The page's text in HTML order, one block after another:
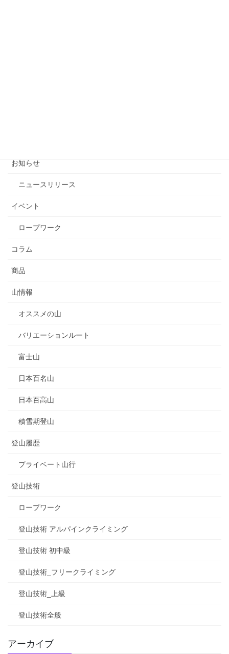
お知らせ
ニュースリリース
イベント
ロープワーク
コラム
商品
山情報
オススメの山
バリエーションルート
富士山
日本百名山
日本百高山
積雪期登山
登山履歴
プライベート山行
登山技術
ロープワーク
登山技術 アルパインクライミング
登山技術 初中級
登山技術_フリークライミング
登山技術_上級
登山技術全般
アーカイブ